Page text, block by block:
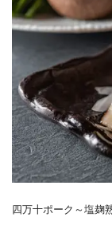
四万十ポーク～塩